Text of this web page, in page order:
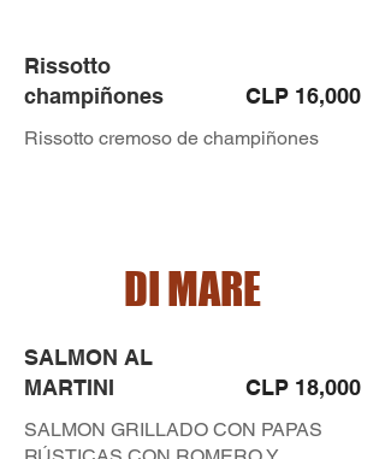
Rissotto
champiñones
Rissotto cremoso de champiñones
CLP 16,000
DI MARE
SALMON AL
MARTINI
SALMON GRILLADO CON PAPAS
CLP 18,000